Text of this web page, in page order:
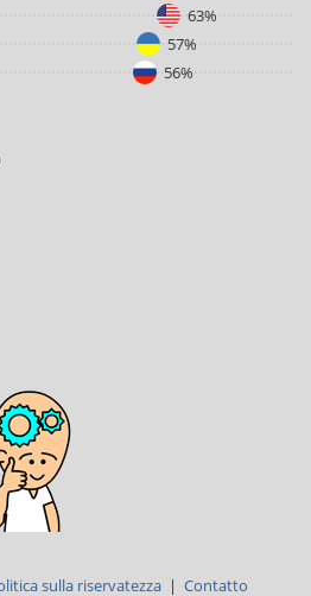
63%
57%
56%
sulla riservatezza| Contatto